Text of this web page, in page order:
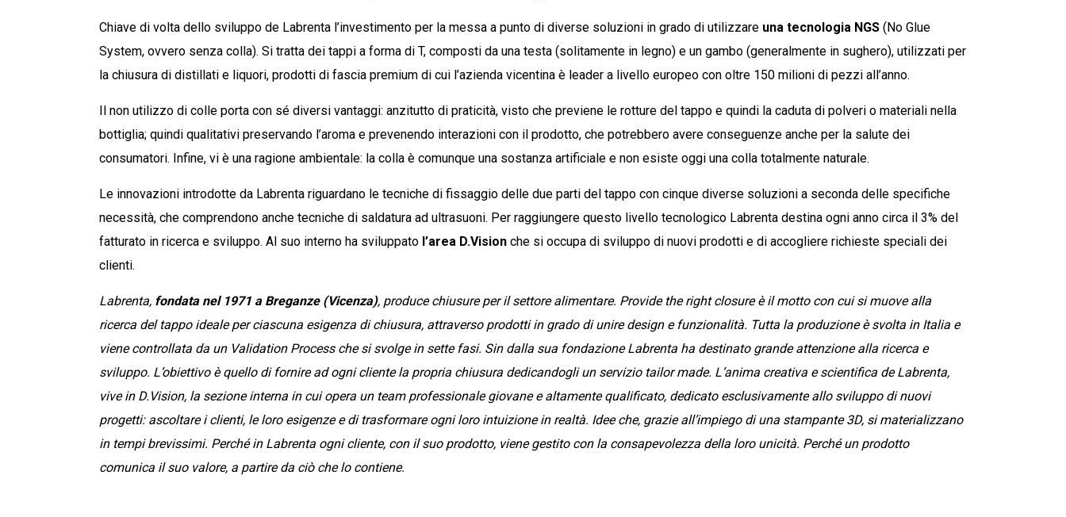
Chiave di volta dello sviluppo de Labrenta l’investimento per la messa a punto di diverse soluzioni in grado di utilizzare una tecnologia NGS (No Glue
System, ovvero senza colla). Si tratta dei tappi a forma di T, composti da una testa (solitamente in legno) e un gambo (generalmente in sughero), utilizzati per
la chiusura di distillati e liquori, prodotti di fascia premium di cui l’azienda vicentina è leader a livello europeo con oltre 150 milioni di pezzi all’anno.
Il non utilizzo di colle porta con sé diversi vantaggi: anzitutto di praticità, visto che previene le rotture del tappo e quindi la caduta di polveri o materiali nella
bottiglia; quindi qualitativi preservando l’aroma e prevenendo interazioni con il prodotto, che potrebbero avere conseguenze anche per la salute dei
consumatori. Infine, vi è una ragione ambientale: la colla è comunque una sostanza artificiale e non esiste oggi una colla totalmente naturale.
Le innovazioni introdotte da Labrenta riguardano le tecniche di fissaggio delle due parti del tappo con cinque diverse soluzioni a seconda delle specifiche
necessità, che comprendono anche tecniche di saldatura ad ultrasuoni. Per raggiungere questo livello tecnologico Labrenta destina ogni anno circa il 3% del
fatturato in ricerca e sviluppo. Al suo interno ha sviluppato l’area D.Vision che si occupa di sviluppo di nuovi prodotti e di accogliere richieste speciali dei
clienti.
Labrenta, fondata nel 1971 a Breganze (Vicenza), produce chiusure per il settore alimentare. Provide the right closure è il motto con cui si muove alla
ricerca del tappo ideale per ciascuna esigenza di chiusura, attraverso prodotti in grado di unire design e funzionalità. Tutta la produzione è svolta in Italia e
viene controllata da un Validation Process che si svolge in sette fasi. Sin dalla sua fondazione Labrenta ha destinato grande attenzione alla ricerca e
sviluppo. L’obiettivo è quello di fornire ad ogni cliente la propria chiusura dedicandogli un servizio tailor made. L’anima creativa e scientifica de Labrenta,
vive in D.Vision, la sezione interna in cui opera un team professionale giovane e altamente qualificato, dedicato esclusivamente allo sviluppo di nuovi
progetti: ascoltare i clienti, le loro esigenze e di trasformare ogni loro intuizione in realtà. Idee che, grazie all’impiego di una stampante 3D, si materializzano
in tempi brevissimi. Perché in Labrenta ogni cliente, con il suo prodotto, viene gestito con la consapevolezza della loro unicità. Perché un prodotto
comunica il suo valore, a partire da ciò che lo contiene.